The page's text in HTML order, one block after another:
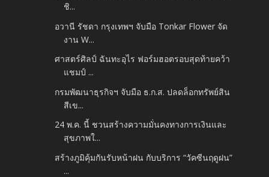
ชิ...
อวานี รัชดา กรุงเทพฯ จับมือ Tonkar Flower จัด
งาน W...
ศาสตร์ศิลป์ ฉันทะอุไร ฟอร์มฮอตรอบสุดท้ายคว้า
แชมป์ ...
กรมพัฒนาธุรกิจฯ จับมือ ธ.ก.ส. ปลดล็อกทรัพย์สิน
สีเข...
24 พ.ค. นี้ ชวนสร้างความมั่นคงทางการเงินและ
สุขภาพใ...
สร้างภูมิคุ้มกันรับหน้าฝน กับบริการ “วัคซีนฤดูฝน”
...